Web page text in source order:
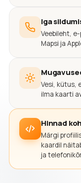
Iga
Veebileht,
Mapsi ja
Vesi, kütus,
ilma kaarti
Hinnad
Märgi
kaardil
ja